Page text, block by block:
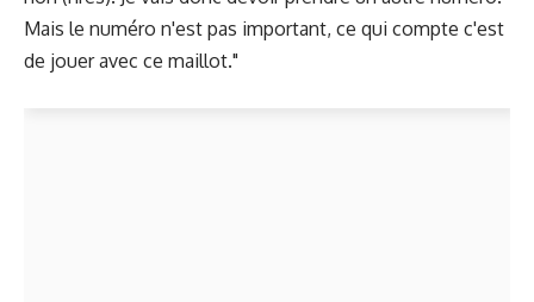
Mais le numéro n'est pas important, ce qui compte c'est
de jouer avec ce maillot."